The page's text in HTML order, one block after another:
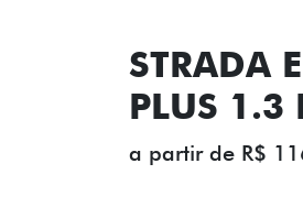
STRADA
PLUS 1.3
a partir de R$